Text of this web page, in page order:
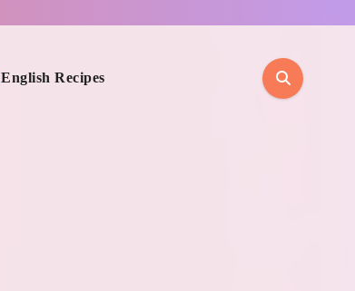
English Recipes